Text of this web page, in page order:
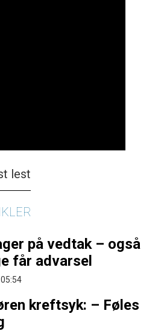
lest
på vedtak – også
får advarsel
kreftsyk: – Føles